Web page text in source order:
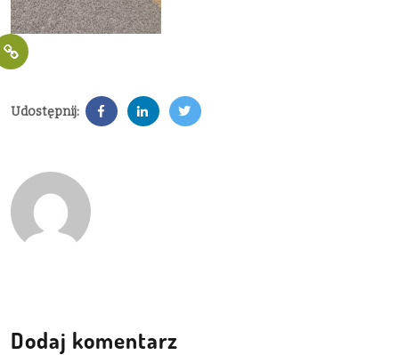
Udostępnij:
Dodaj komentarz